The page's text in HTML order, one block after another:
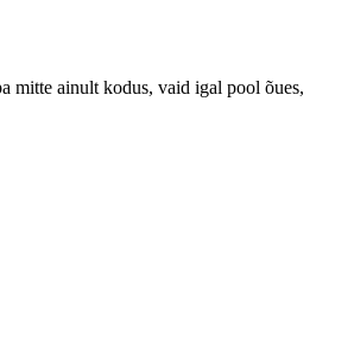
mitte ainult kodus, vaid igal pool õues,